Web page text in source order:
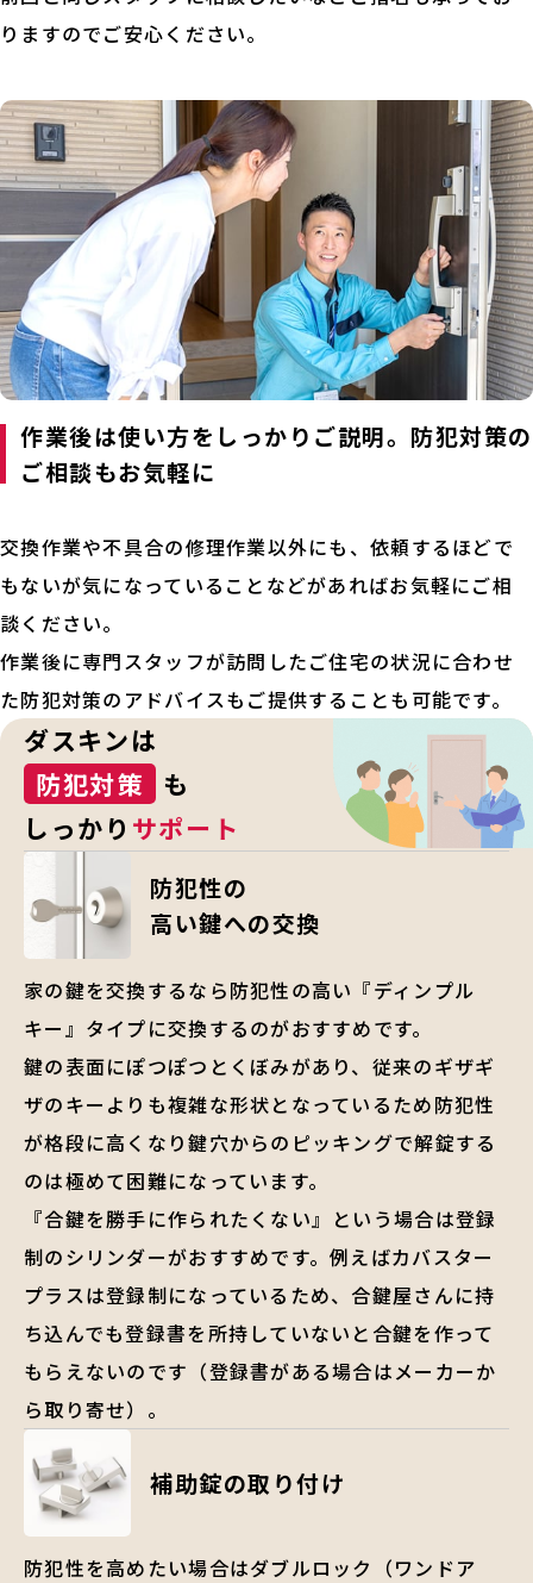
りますのでご安心ください。
作業後は使い方をしっかりご説明。防犯対策の
ご相談もお気軽に
交換作業や不具合の修理作業以外にも、依頼するほどで
もないが気になっていることなどがあればお気軽にご相
談ください。
作業後に専門スタッフが訪問したご住宅の状況に合わせ
た防犯対策のアドバイスもご提供することも可能です。
ダスキンは
防犯対策
も
しっかり サポート
防犯性の
高い鍵への交換
家の鍵を交換するなら防犯性の高い『ディンプル
キー』タイプに交換するのがおすすめです。
鍵の表面にぽつぽつとくぼみがあり、従来のギザギ
ザのキーよりも複雑な形状となっているため防犯性
が格段に高くなり鍵穴からのピッキングで解錠する
のは極めて困難になっています。
『合鍵を勝手に作られたくない』という場合は登録
制のシリンダーがおすすめです。例えばカバスター
プラスは登録制になっているため、合鍵屋さんに持
ち込んでも登録書を所持していないと合鍵を作って
もらえないのです（登録書がある場合はメーカーか
ら取り寄せ）。
補助錠の取り付け
防犯性を高めたい場合はダブルロック（ワンドア